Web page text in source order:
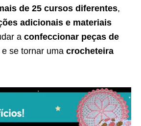
de 25 cursos diferentes,
adicionais e materiais
a confeccionar peças de
e se tornar uma crocheteira